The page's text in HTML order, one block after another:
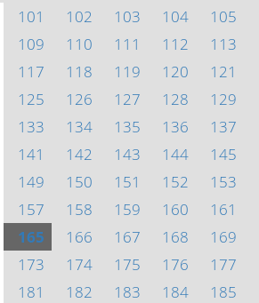
101
102 103 104 105
109
110 111 112 113
117
118 119 120 121
125
126 127 128 129
133
134 135 136 137
141
142 143 144 145
149
150 151 152 153
157
158 159 160 161
165
166 167 168 169
173
174 175 176 177
181
182 183 184 185